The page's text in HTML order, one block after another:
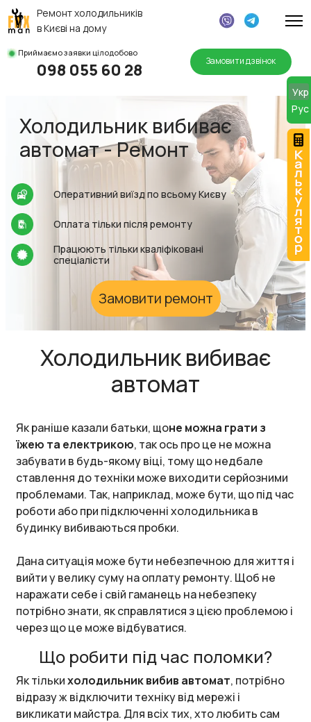
Ремонт холодильників
в Києві на дому
Приймаємо заявки цілодобово
098 055 60 28 Замовити дзвінок
Холодильник вибиває
автомат - Ремонт
Оперативний виїзд по всьому Києву
Оплата тільки після ремонту
Працюють тільки кваліфіковані
спеціалісти
Замовити ремонт
Холодильник вибиває
автомат
Як раніше казали батьки, щоне можна грати з
їжею та електрикою, так ось про це не можна
забувати в будь-якому віці, тому що недбале
ставлення до техніки може виходити серйозними
проблемами. Так, наприклад, може бути, що під час
роботи або при підключенні холодильника в
будинку вибиваються пробки.
Дана ситуація може бути небезпечною для життя і
вийти у велику суму на оплату ремонту. Щоб не
наражати себе і свій гаманець на небезпеку
потрібно знати, як справлятися з цією проблемою і
через що це може відбуватися.
Що робити під час поломки?
Як тількихолодильник вибив автомат, потрібно
відразу ж відключити техніку від мережі і
викликати майстра. Для всіх тих, хто любить сам
Укр
Руc